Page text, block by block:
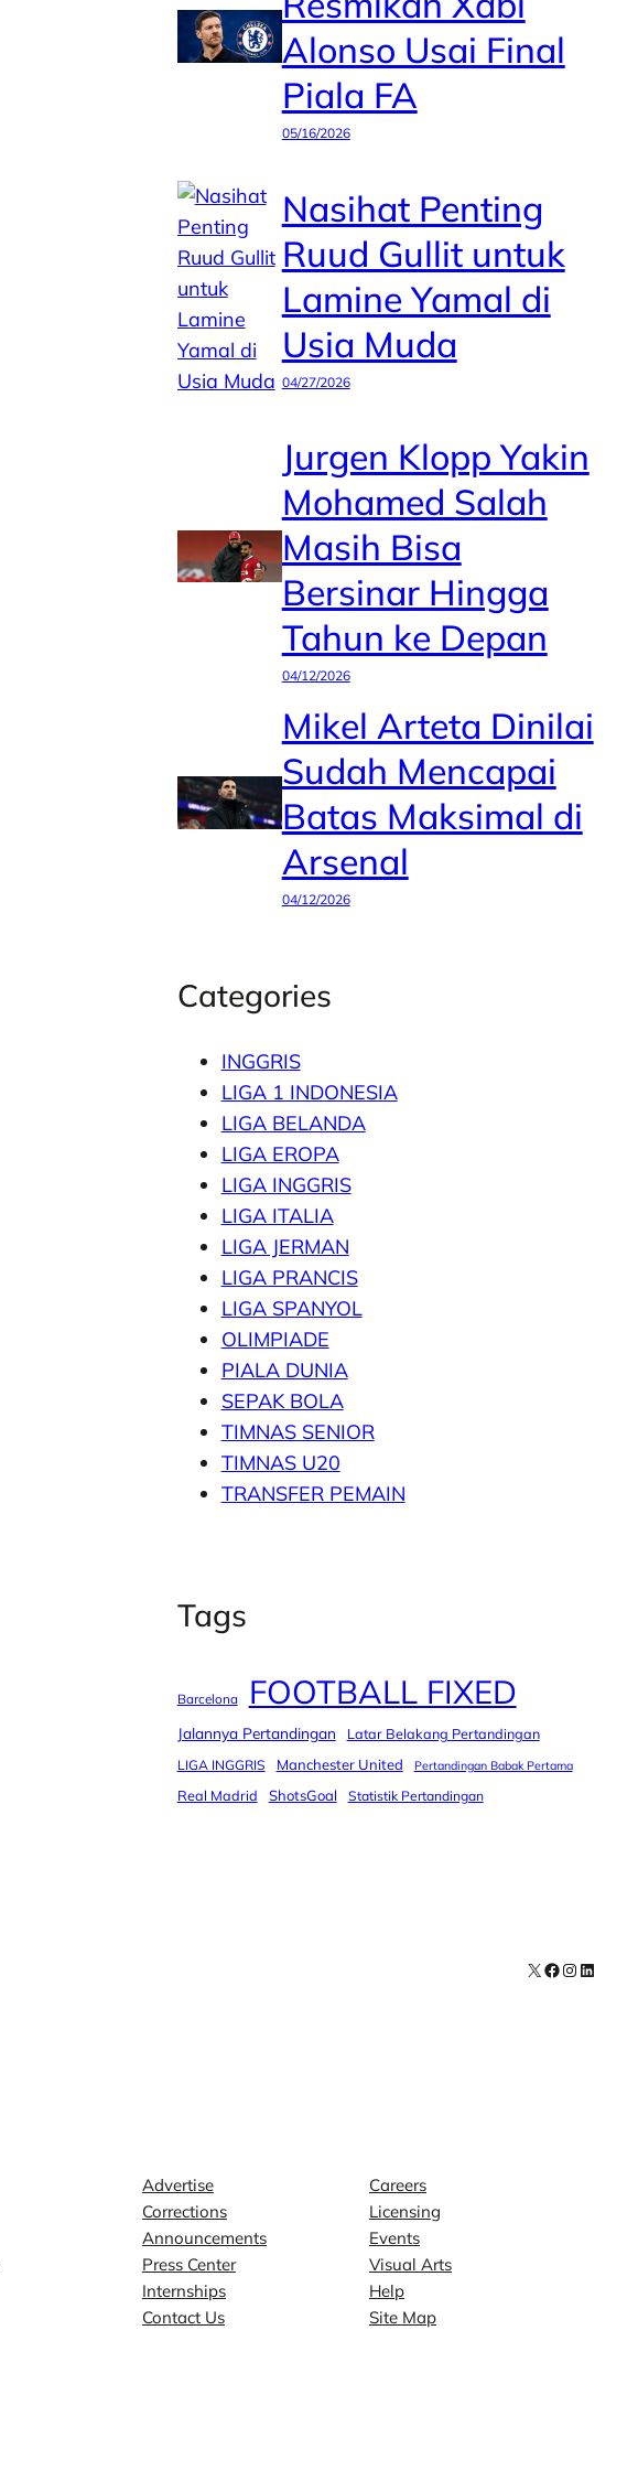
Alonso Usai Final
Piala FA
05/16/2026
Nasihat Penting
Ruud Gullit untuk
Lamine Yamal di
Usia Muda
04/27/2026
Jurgen Klopp Yakin
Mohamed Salah
Masih Bisa
Bersinar Hingga
Tahun ke Depan
04/12/2026
Mikel Arteta Dinilai
Sudah Mencapai
Batas Maksimal di
Arsenal
04/12/2026
Categories
INGGRIS
LIGA 1 INDONESIA
LIGA BELANDA
LIGA EROPA
LIGA INGGRIS
LIGA ITALIA
LIGA JERMAN
LIGA PRANCIS
LIGA SPANYOL
OLIMPIADE
PIALA DUNIA
SEPAK BOLA
TIMNAS SENIOR
TIMNAS U20
TRANSFER PEMAIN
Tags
Barcelona FOOTBALL FIXED
Jalannya Pertandingan Latar Belakang Pertandingan
LIGA INGGRIS Manchester United Pertandingan Babak Pertama
Real Madrid ShotsGoal Statistik Pertandingan
X Facebook
Advertise
Corrections
Announcements
Press Center
Internships
Contact Us
Careers
Licensing
Events
Visual Arts
Help
Site Map